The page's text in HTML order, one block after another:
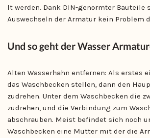
lt werden. Dank DIN-genormter Bauteile
Auswechseln der Armatur kein Problem
Und so geht der Wasser
Alten Wasserhahn entfernen: Als erstes
das Waschbecken stellen, dann den
zudrehen. Unter dem Waschbecken die
zudrehen, und die Verbindung zum
abschrauben. Meist befindet sich noch
Waschbecken eine Mutter mit der die